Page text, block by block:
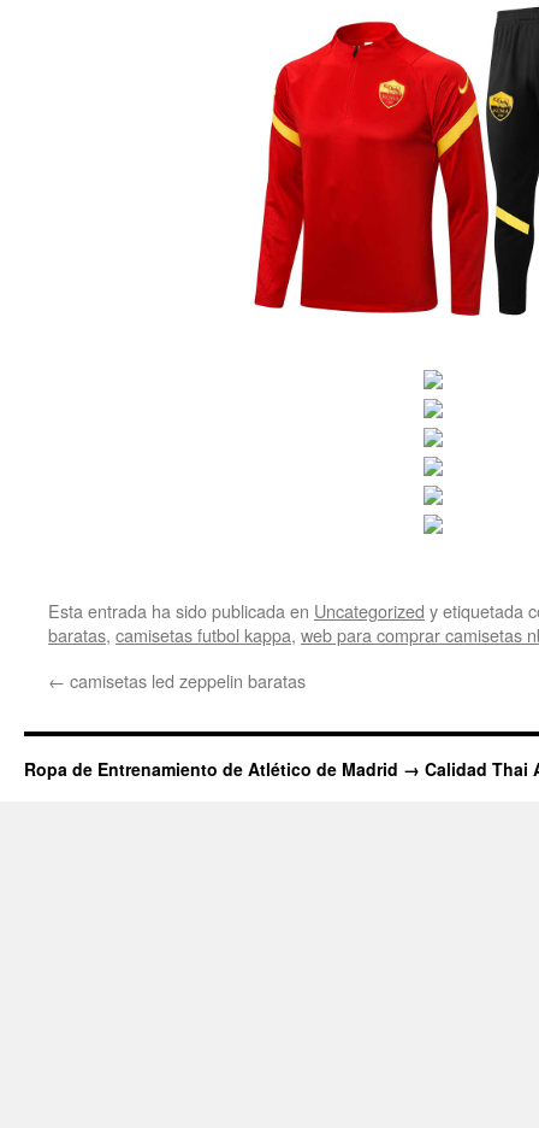
Esta entrada ha sido publicada en Uncategorized y etiquetada
baratas, camisetas futbol kappa, web para comprar camisetas
← camisetas led zeppelin baratas
Ropa de Entrenamiento de Atlético de Madrid → Calidad Thai